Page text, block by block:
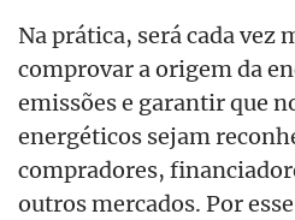
Na prática, será cada vez
comprovar a origem da
emissões e garantir que
energéticos sejam
compradores,
outros mercados. Por